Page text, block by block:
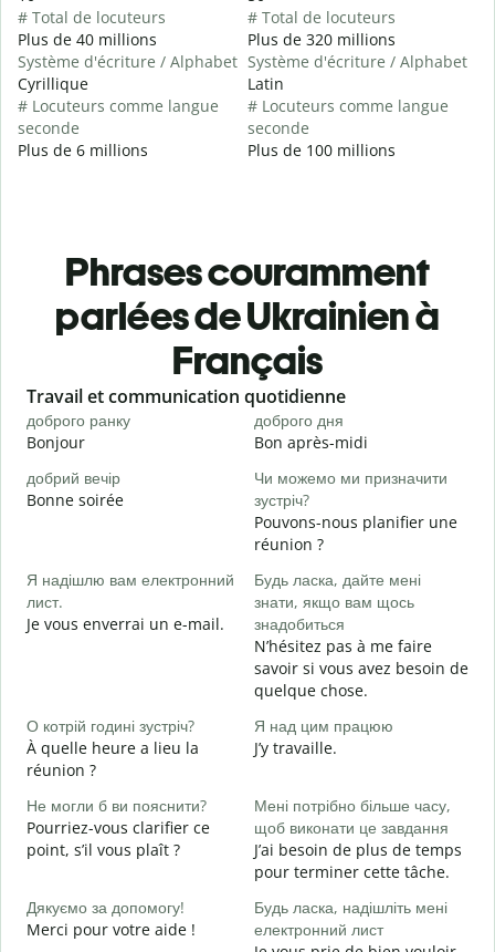
# Total de locuteurs
Plus de 40 millions
Système d'écriture / Alphabet
Cyrillique
# Locuteurs comme langue
seconde
Plus de 6 millions
# Total de locuteurs
Plus de 320 millions
Système d'écriture / Alphabet
Latin
# Locuteurs comme langue
seconde
Plus de 100 millions
Phrases couramment
parlées de Ukrainien à
Français
Slide 1 of 6
Travail et communication quotidienne
доброго ранку
Bonjour
доброго дня
Bon après-midi
добрий вечір
Bonne soirée
Чи можемо ми призначити
зустріч?
Pouvons-nous planifier une
réunion ?
Я надішлю вам електронний
лист.
Je vous enverrai un e-mail.
Будь ласка, дайте мені
знати, якщо вам щось
знадобиться
N’hésitez pas à me faire
savoir si vous avez besoin de
quelque chose.
О котрій годині зустріч?
À quelle heure a lieu la
réunion ?
Я над цим працюю
J’y travaille.
Не могли б ви пояснити?
Pourriez-vous clarifier ce
point, s’il vous plaît ?
Мені потрібно більше часу,
щоб виконати це завдання
J’ai besoin de plus de temps
pour terminer cette tâche.
Дякуємо за допомогу!
Merci pour votre aide !
Будь ласка, надішліть мені
електронний лист